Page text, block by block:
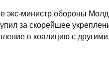
экс-министр обороны
за скорейшее
в коалицию с